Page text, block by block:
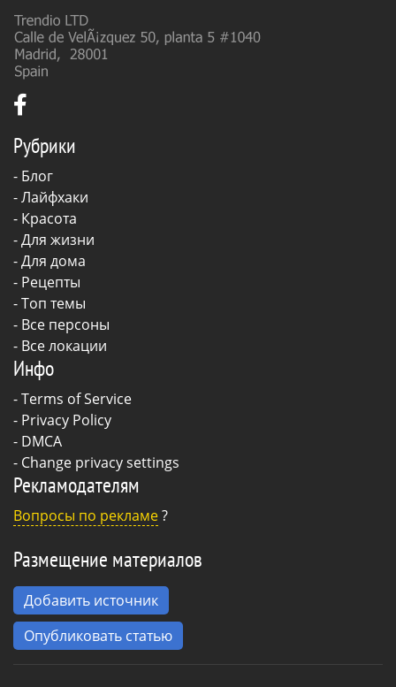
Рубрики
- Блог
-Лайфхаки
- Красота
-Для жизни
-Для дома
- Рецепты
- Топ темы
- Все персоны
- Все локации
Инфо
-Terms of Service
- Privacy Policy
- DMCA
- Change privacy settings
Рекламодателям
Вопросы по рекламе?
Размещение материалов
Добавить источник
Опубликовать статью